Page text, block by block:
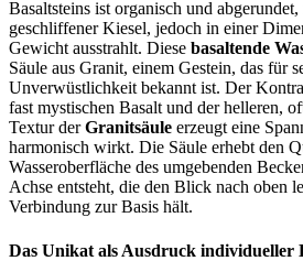
Basaltsteins ist organisch und
geschliffener Kiesel, jedoch in einer
Gewicht ausstrahlt. Diese basaltende
Säule aus Granit, einem Gestein, das für
Unverwüstlichkeit bekannt ist. Der
fast mystischen Basalt und der helleren,
Textur derGranitsäule erzeugt eine
harmonisch wirkt. Die Säule erhebt den
Wasseroberfläche des umgebenden
Achse entsteht, die den Blick nach oben
Verbindung zur Basis hält.
Das Unikat als Ausdruck individueller